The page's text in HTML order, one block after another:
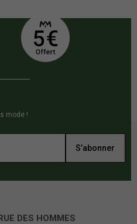
mode !
S’abonner
DES HOMMES